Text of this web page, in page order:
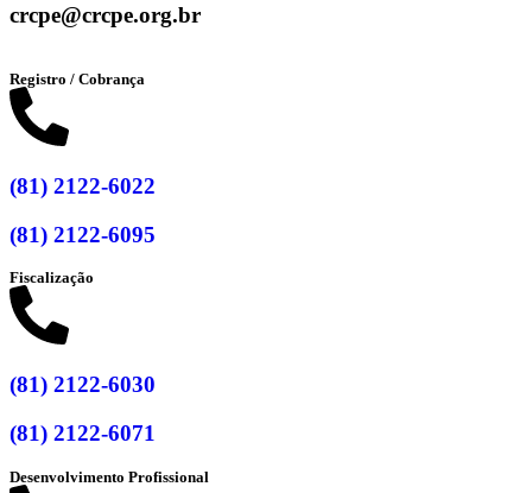
crcpe@crcpe.org.br
Registro / Cobrança
(81) 2122-6022
(81) 2122-6095
Fiscalização
(81) 2122-6030
(81) 2122-6071
Desenvolvimento Profissional